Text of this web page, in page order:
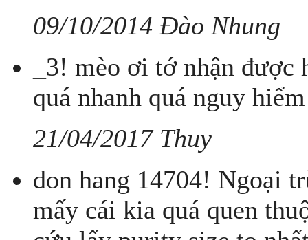
09/10/2014 Đào Nhung
_3! mèo ơi tớ nhận
quá nhanh quá nguy hiểm
21/04/2017 Thuy
don hang 14704! Ngoại
mấy cái kia quá quen